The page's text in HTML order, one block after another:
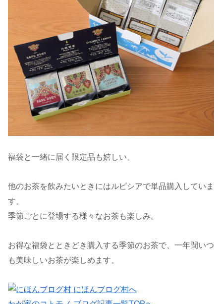
福袋と一緒に届く限定品も嬉しい。
他のお茶を飲みたいときにはルピシアで単品購入していま
す。
季節ごとに登場する様々なお茶も楽しみ。
お得な福袋とときどき購入する季節のお茶で、一年間いつ
も美味しいお茶が楽しめます。